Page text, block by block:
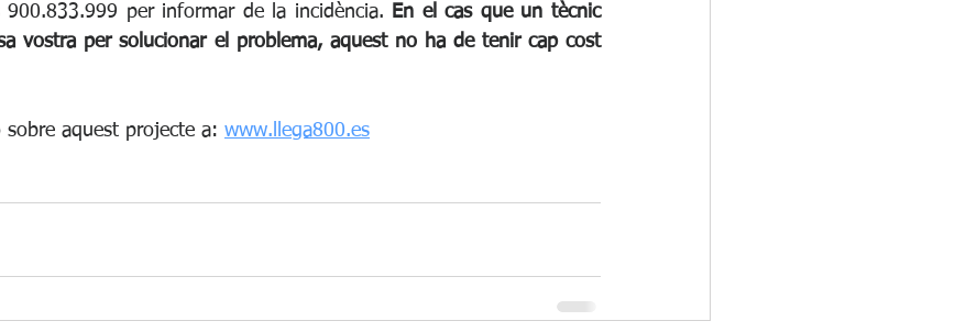
per informar de la incidència.
En el cas que un tècnic
vostra per solucionar el problema, aquest no ha de tenir cap cost
sobre aquest projecte a: www.llega800.es